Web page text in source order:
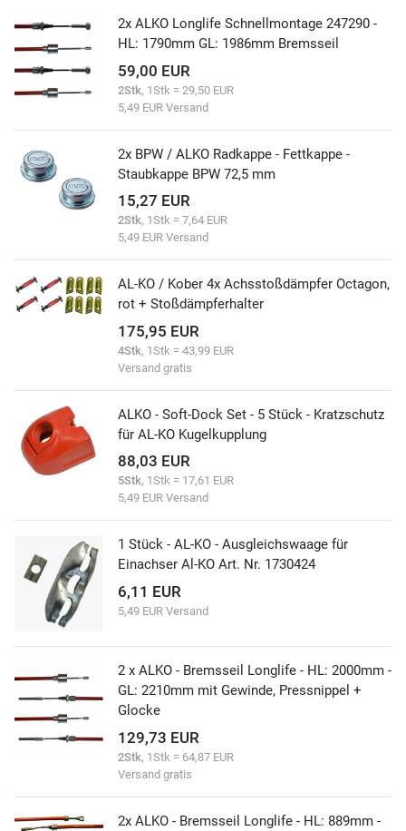
2x ALKO Longlife Schnellmontage 247290 -
HL: 1790mm GL: 1986mm Bremsseil
59,00 EUR
2Stk, 1Stk = 29,50 EUR
5,49 EUR Versand
2x BPW / ALKO Radkappe - Fettkappe -
Staubkappe BPW 72,5 mm
15,27 EUR
2Stk, 1Stk = 7,64 EUR
5,49 EUR Versand
AL-KO / Kober 4x Achsstoßdämpfer Octagon,
rot + Stoßdämpferhalter
175,95 EUR
4Stk, 1Stk = 43,99 EUR
Versand gratis
ALKO - Soft-Dock Set - 5 Stück - Kratzschutz
für AL-KO Kugelkupplung
88,03 EUR
5Stk, 1Stk = 17,61 EUR
5,49 EUR Versand
1 Stück - AL-KO - Ausgleichswaage für
Einachser Al-KO Art. Nr. 1730424
6,11 EUR
5,49 EUR Versand
2 x ALKO - Bremsseil Longlife - HL: 2000mm -
GL: 2210mm mit Gewinde, Pressnippel +
Glocke
129,73 EUR
2Stk, 1Stk = 64,87 EUR
Versand gratis
2x ALKO - Bremsseil Longlife - HL: 889mm -